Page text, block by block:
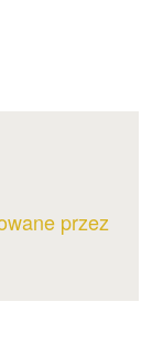
przez